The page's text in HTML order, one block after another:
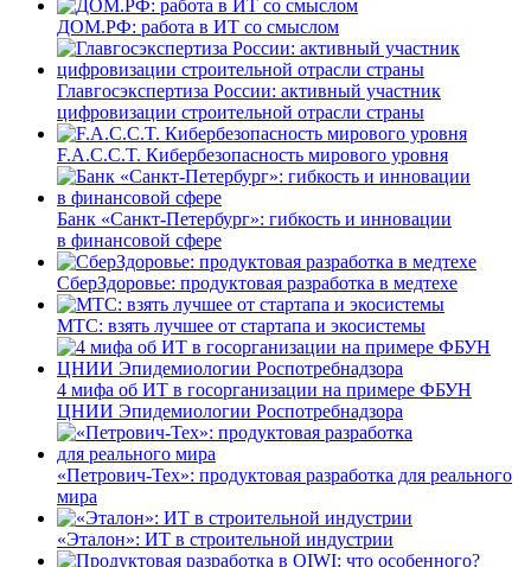
ДОМ.РФ: работа в ИТ со смыслом
Главгосэкспертиза России: активный участник
цифровизации строительной отрасли страны
F.A.C.C.T. Кибербезопасность мирового уровня
Банк «Санкт-Петербург»: гибкость и инновации
в финансовой сфере
СберЗдоровье: продуктовая разработка в медтехе
МТС: взять лучшее от стартапа и экосистемы
4 мифа об ИТ в госорганизации на примере ФБУН
ЦНИИ Эпидемиологии Роспотребнадзора
«Петрович-Тех»: продуктовая разработка для реального
мира
«Эталон»: ИТ в строительной индустрии